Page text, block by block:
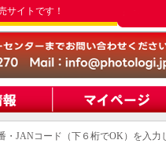
サイトです！
・JANコード（下６桁でOK）を入力